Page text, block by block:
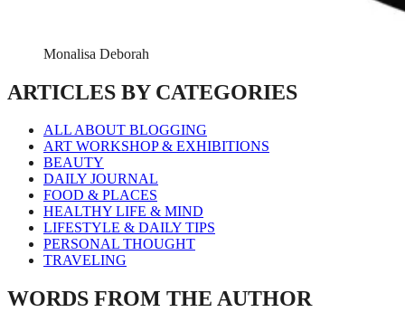
Monalisa Deborah
ARTICLES BY CATEGORIES
ALL ABOUT BLOGGING
ART WORKSHOP & EXHIBITIONS
BEAUTY
DAILY JOURNAL
FOOD & PLACES
HEALTHY LIFE & MIND
LIFESTYLE & DAILY TIPS
PERSONAL THOUGHT
TRAVELING
WORDS FROM THE AUTHOR